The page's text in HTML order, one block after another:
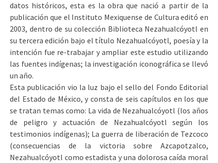
datos históricos, esta es la obra que nació a partir de la
publicación que el Instituto Mexiquense de Cultura editó en
2003, dentro de su colección Biblioteca Nezahualcóyotl en
su tercera edición bajo el título Nezahualcóyotl, poesía y la
intención fue re-trabajar y ampliar este estudio utilizando
las fuentes indígenas; la investigación iconográfica se llevó
un año.
Esta publicación vio la luz bajo el sello del Fondo Editorial
del Estado de México, y consta de seis capítulos en los que
se tratan temas como: La vida de Nezahualcóyotl (los años
de peligro y actuación de Nezahualcóyotl según los
testimonios indígenas); La guerra de liberación de Tezcoco
(consecuencias de la victoria sobre Azcapotzalco,
Nezahualcóyotl como estadista y una dolorosa caída moral